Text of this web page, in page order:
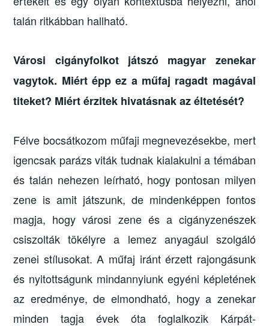
talán ritkábban hallható.
Városi cigányfolkot játszó magyar zenekar
vagytok. Miért épp ez a műfaj ragadt magával
titeket? Miért érzitek hivatásnak az éltetését?
Félve bocsátkozom műfaji megnevezésekbe, mert
igencsak parázs viták tudnak kialakulni a témában
és talán nehezen leírható, hogy pontosan milyen
zene is amit játszunk, de mindenképpen fontos
magja, hogy városi zene és a cigányzenészek
csiszolták tökélyre a lemez anyagául szolgáló
zenei stílusokat. A műfaj iránt érzett rajongásunk
és nyitottságunk mindannyiunk egyéni képletének
az eredménye, de elmondható, hogy a zenekar
minden tagja évek óta foglalkozik Kárpát-